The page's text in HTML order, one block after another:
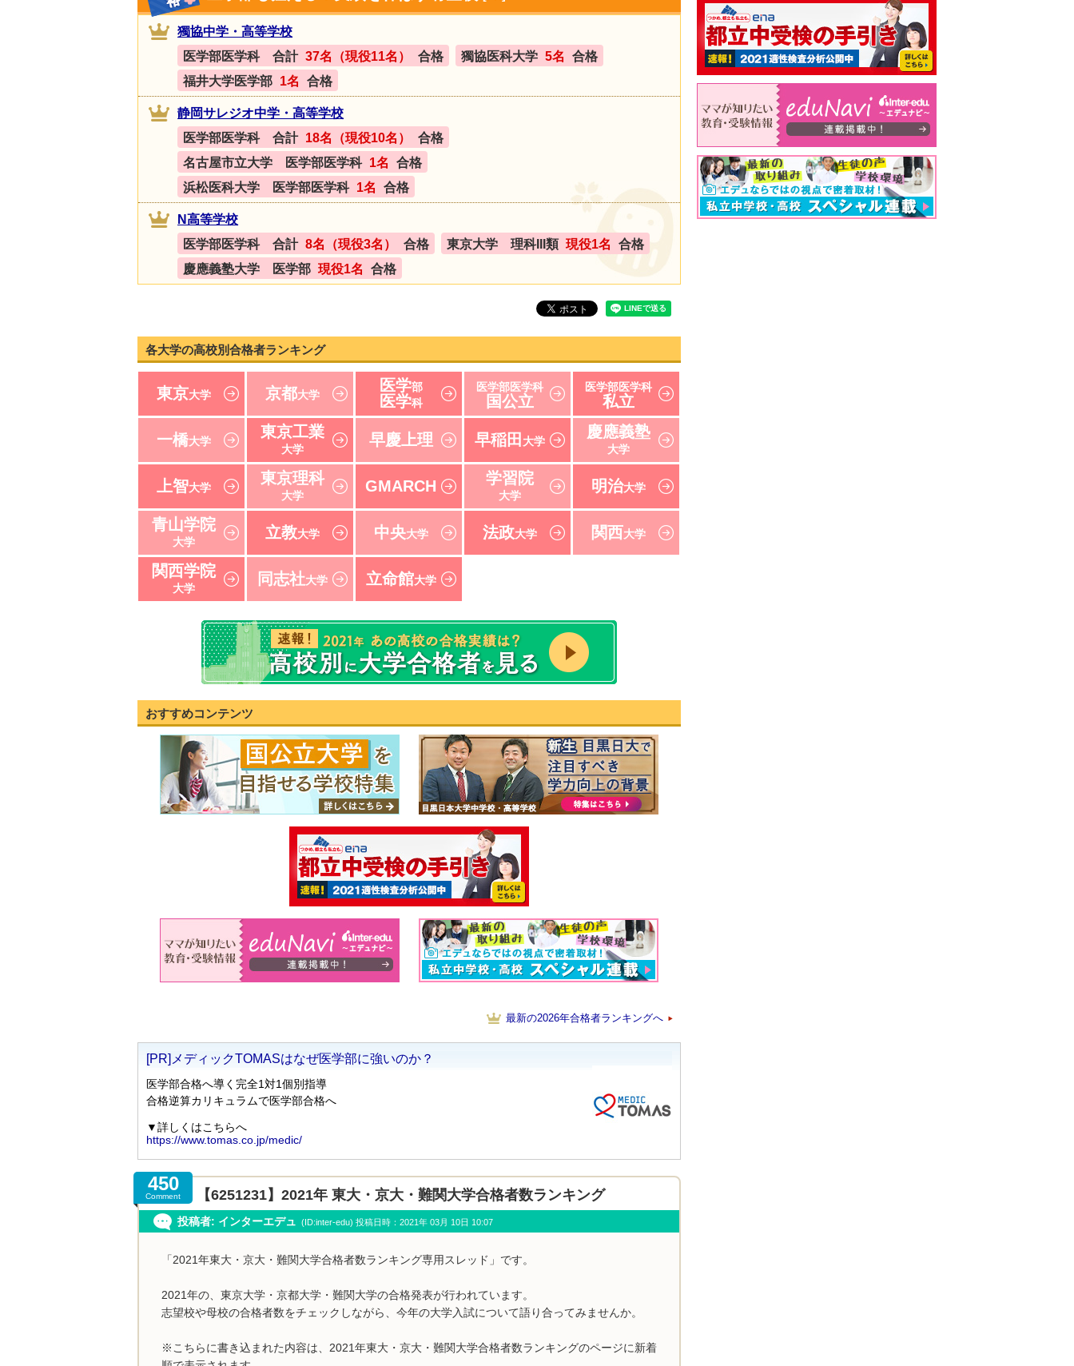
獨協中学・高等学校
医学部医学科 合計 37名（現役11名） 合格 獨協医科大学 5名
合格
福井大学医学部 1名 合格
静岡サレジオ中学・高等学校
医学部医学科 合計 18名（現役10名）
合格
名古屋市立大学 医学部医学科 1名
合格
浜松医科大学 医学部医学科 1名 合格
N高等学校
医学部医学科 合計 8名（現役3名） 合格 東京大学 理科III類 現役1名
合格
慶應義塾大学 医学部 現役1名 合格
各大学の高校別合格者ランキング
東京大学 京都大学
医学部
医学科
医学部医学科
国公立
医学部医学科
私立
一橋大学
東京工業
大学
早慶上理 早稲田 大学
慶應義塾
大学
上智大学
東京理科
大学
GMARCH 学習院
大学
明治大学
青山学院
大学
立教大学 中央大学 法政大学 関西大学
関西学院
大学
同志社大学 立命館大学
おすすめコンテンツ
最新の2026年合格者ランキングへ
450
Comment 【6251231】2021年 東大・京大・難関大学合格者数ランキング
投稿者: インターエデュ (ID:inter-edu) 投稿日時：2021年 03月 10日 10:07
「2021年東大・京大・難関大学合格者数ランキング専用スレッド」です。
2021年の、東京大学・京都大学・難関大学の合格発表が行われています。
志望校や母校の合格者数をチェックしながら、今年の大学入試について語り合ってみませんか。
※こちらに書き込まれた内容は、2021年東大・京大・難関大学合格者数ランキングのページに新着